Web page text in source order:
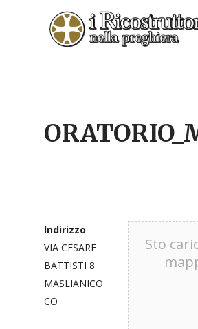
Indirizzo
VIA CESARE
BATTISTI 8
MASLIANICO
CO
Sto